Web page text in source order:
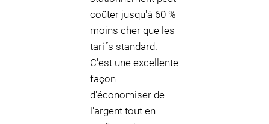
coûter jusqu'à 60 %
moins cher que les
tarifs standard.
C'est une excellente
façon
d'économiser de
l'argent tout en